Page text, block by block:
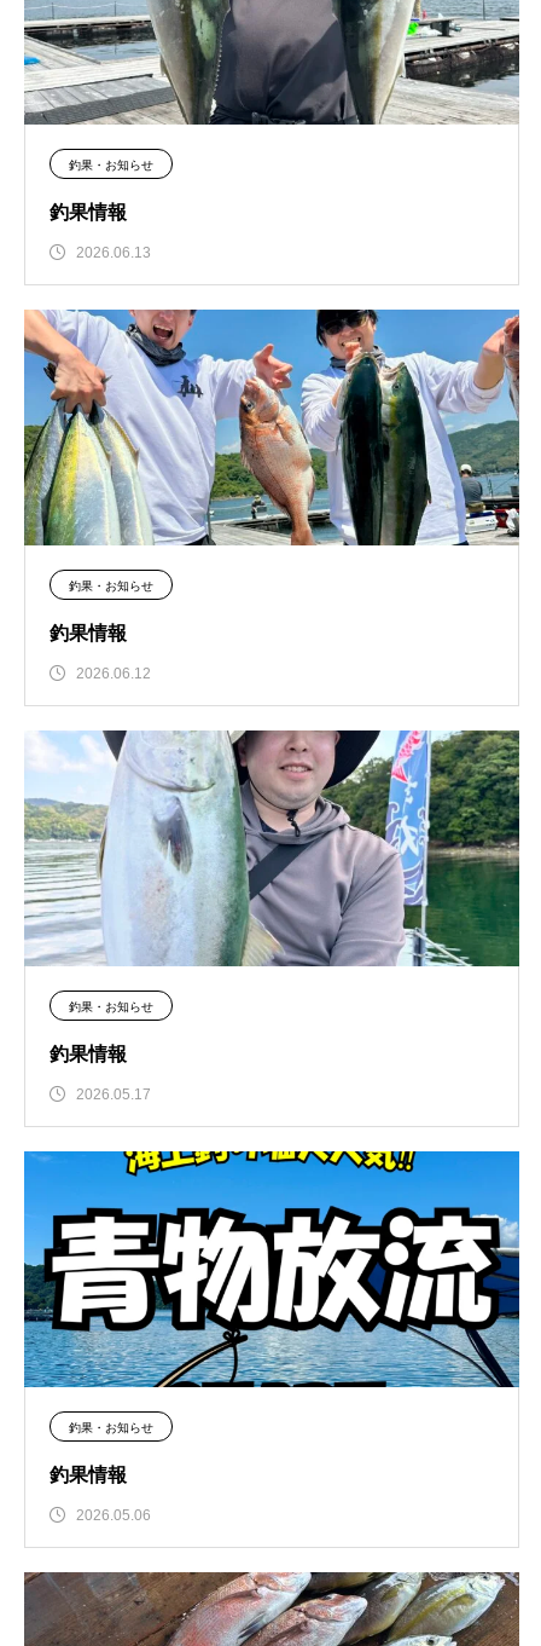
釣果・お知らせ
釣果情報
2026.06.13
釣果・お知らせ
釣果情報
2026.06.12
釣果・お知らせ
釣果情報
2026.05.17
釣果・お知らせ
釣果情報
2026.05.06